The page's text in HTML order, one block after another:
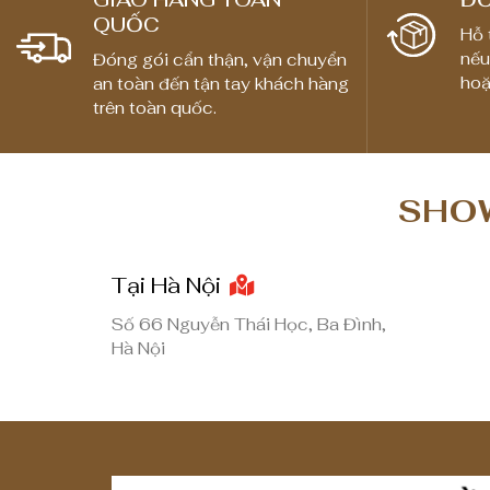
QUỐC
Đóng gói cẩn thận, vận chuyển
an toàn đến tận tay khách hàng
trên toàn quốc.
Hỗ
Tại Hà Nội
Số 66 Nguyễn Thái Học, Ba Đình,
Hà Nội